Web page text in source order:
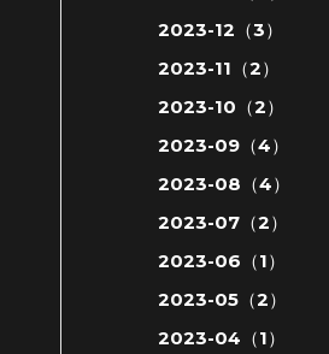
2023-12（3）
2023-11（2）
2023-10（2）
2023-09（4）
2023-08（4）
2023-07（2）
2023-06（1）
2023-05（2）
2023-04（1）